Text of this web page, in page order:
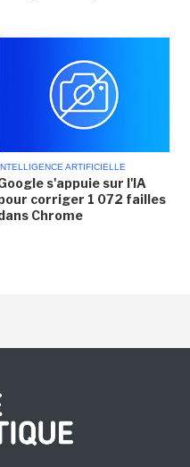
ARTIFICIELLE
s'appuie sur l'IA
corriger 1 072 failles
Chrome